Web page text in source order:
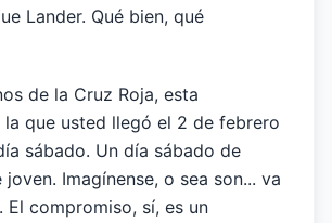
Lander. Qué bien, qué
de la Cruz Roja, esta
que usted llegó el 2 de febrero
sábado. Un día sábado de
joven. Imagínense, o sea son... va
El compromiso, sí, es un